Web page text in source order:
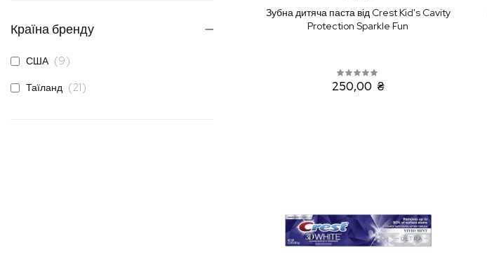
Зубна дитяча паста від Crest Kid's Cavity
Protection Sparkle Fun
250,00 ₴
Країна бренду
США 9елементи
Таїланд 21елементи